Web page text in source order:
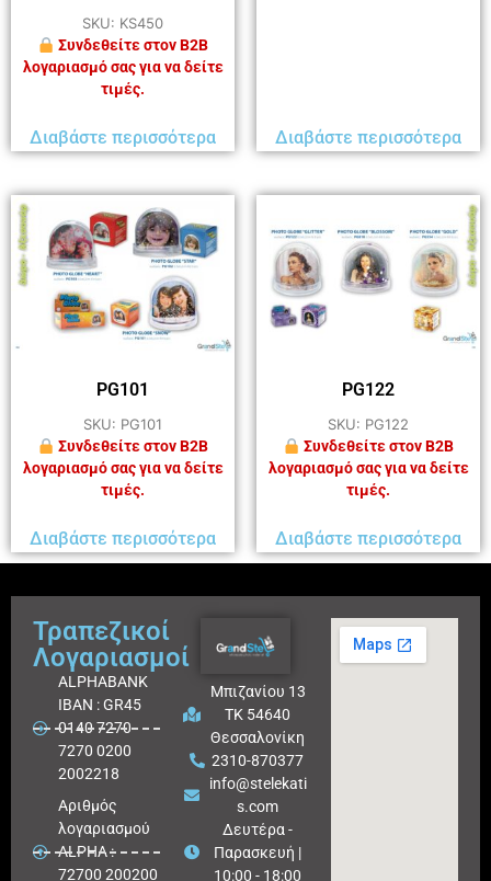
SKU: KS450
Συνδεθείτε στον B2B
λογαριασμό σας για να δείτε
τιμές.
Διαβάστε περισσότερα Διαβάστε περισσότερα
PG101
SKU: PG101
Συνδεθείτε στον B2B
λογαριασμό σας για να δείτε
τιμές.
Διαβάστε περισσότερα
PG122
SKU: PG122
Συνδεθείτε στον B2B
λογαριασμό σας για να δείτε
τιμές.
Διαβάστε περισσότερα
Τραπεζικοί
Λογαριασμοί
ALPHABANK
IBAN : GR45
0140 7270
7270 0200
2002218
Aριθμός
λογαριασμού
ALPHA :
72700 200200
Μπιζανίου 13
ΤΚ 54640
Θεσσαλονίκη
2310-870377
info@stelekati
s.com
Δευτέρα -
Παρασκευή |
10:00 - 18:00